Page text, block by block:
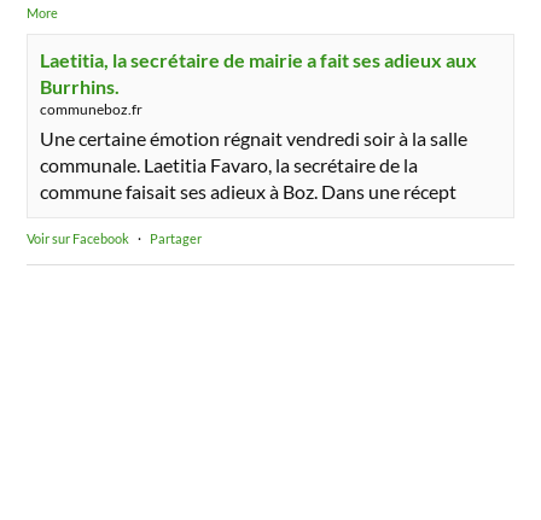
More
Laetitia, la secrétaire de mairie a fait ses adieux aux
Burrhins.
communeboz.fr
Une certaine émotion régnait vendredi soir à la salle
communale. Laetitia Favaro, la secrétaire de la
commune faisait ses adieux à Boz. Dans une récept
Voir sur Facebook · Partager